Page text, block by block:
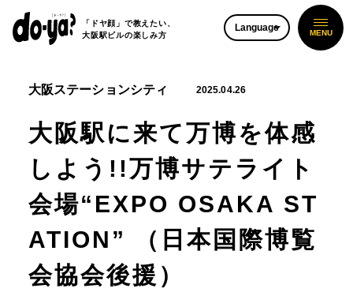
「ドヤ顔」で教えたい、
大阪駅ビルの楽しみ方
Language
大阪ステーションシティ 2025.04.26
大阪駅に来て万博を体感
しよう!!万博サテライト
会場“EXPO OSAKA ST
ATION” （日本国際博覧
会協会後援）